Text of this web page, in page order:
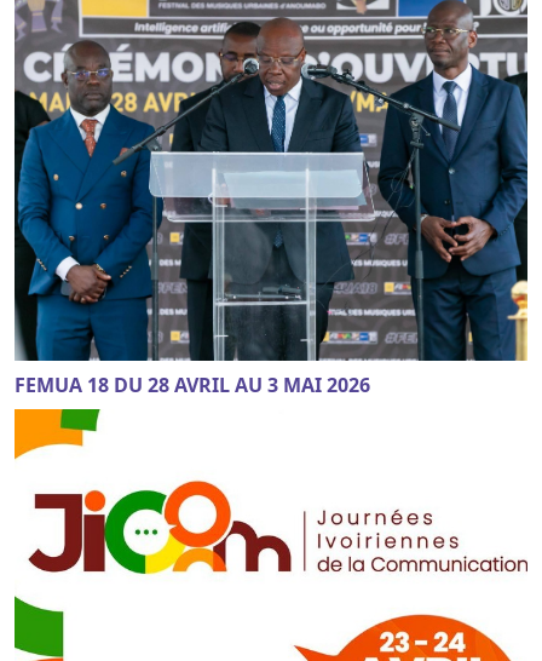
FEMUA 18 DU 28 AVRIL AU 3 MAI 2026